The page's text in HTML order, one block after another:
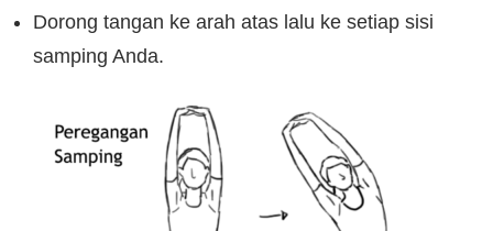
Dorong tangan ke arah atas lalu ke setiap sisi
samping Anda.